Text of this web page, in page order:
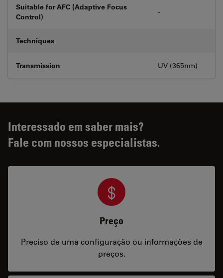
Suitable for AFC (Adaptive Focus
Control)
-
Techniques
Transmission UV (365nm)
Interessado em saber mais?
Fale com nossos especialistas.
Preço
Preciso de uma configuração ou informações de
preços.